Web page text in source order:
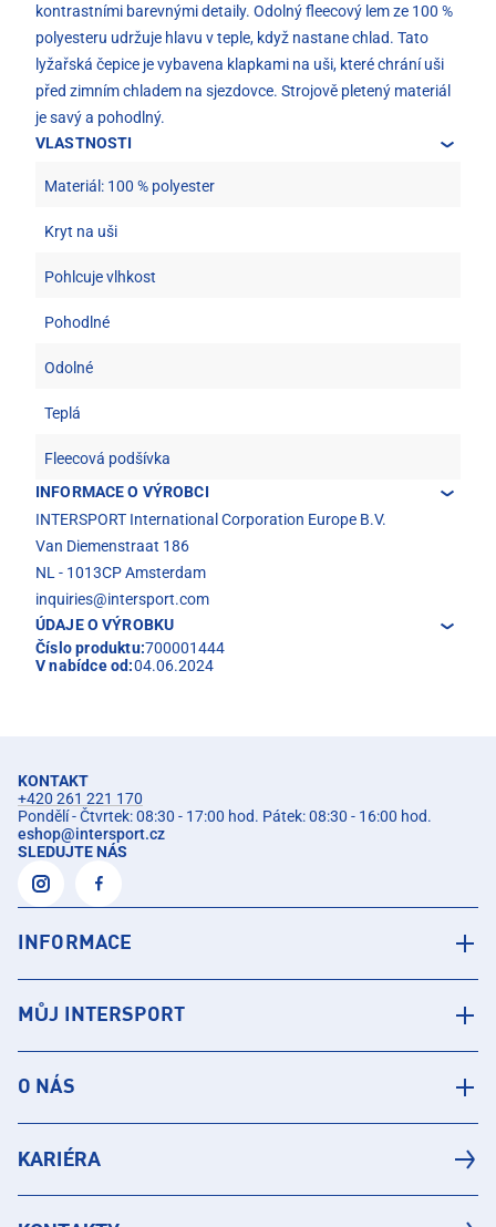
kontrastními barevnými detaily. Odolný fleecový lem ze 100 %
polyesteru udržuje hlavu v teple, když nastane chlad. Tato
lyžařská čepice je vybavena klapkami na uši, které chrání uši
před zimním chladem na sjezdovce. Strojově pletený materiál
je savý a pohodlný.
VLASTNOSTI
Materiál: 100 % polyester
Kryt na uši
Pohlcuje vlhkost
Pohodlné
Odolné
Teplá
Fleecová podšívka
INFORMACE O VÝROBCI
INTERSPORT International Corporation Europe B.V.
Van Diemenstraat 186
NL - 1013CP Amsterdam
inquiries@intersport.com
ÚDAJE O VÝROBKU
Číslo produktu:700001444
V nabídce od:04.06.2024
KONTAKT
+420 261 221 170
Pondělí - Čtvrtek: 08:30 - 17:00 hod. Pátek: 08:30 - 16:00 hod.
eshop@intersport.cz
SLEDUJTE NÁS
INFORMACE
MŮJ INTERSPORT
O NÁS
KARIÉRA